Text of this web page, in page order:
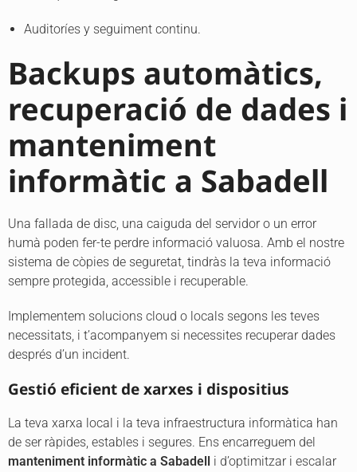
Auditoríes y seguiment continu.
Backups automàtics,
recuperació de dades i
manteniment
informàtic a Sabadell
Una fallada de disc, una caiguda del servidor o un error
humà poden fer-te perdre informació valuosa. Amb el nostre
sistema de còpies de seguretat, tindràs la teva informació
sempre protegida, accessible i recuperable.
Implementem solucions cloud o locals segons les teves
necessitats, i t’acompanyem si necessites recuperar dades
després d’un incident.
Gestió eficient de xarxes i dispositius
La teva xarxa local i la teva infraestructura informàtica han
de ser ràpides, estables i segures. Ens encarreguem del
manteniment informàtic a Sabadell i d’optimitzar i escalar